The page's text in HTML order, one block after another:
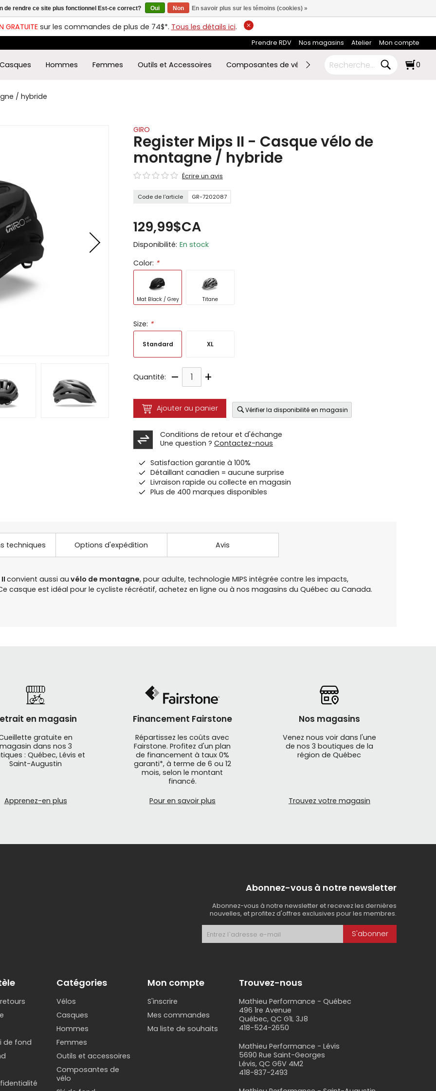
GRATUITEsur les commandes de plus de 74$*. Tous les détails ici.
Prendre RDV Nos magasins Atelier Mon compte
Casques Hommes Femmes Outils et Accessoires Composantes de vélo Ski de fond RABAIS FIN DE
0
/ hybride
GIRO
Register Mips II - Casque vélo de
montagne / hybride
Écrire un avis
Code de l'article GR-7202087
129,99$CA
Disponibilité: En stock
Color: *
Mat Black / Grey Titane
Size: *
Standard XL
Quantité: – +
Ajouter au panier Vérifier la disponibilité en magasin
Conditions de retour et d'échange
Une question ? Contactez-nous
Satisfaction garantie à 100%
Détaillant canadien = aucune surprise
Livraison rapide ou collecte en magasin
Plus de 400 marques disponibles
techniques Options d'expédition Avis
convient aussi au vélo de montagne, pour adulte, technologie MIPS intégrée contre les impacts,
casque est idéal pour le cycliste récréatif, achetez en ligne ou à nos magasins du Québec au Canada.
en magasin
gratuite en
magasin dans nos 3
: Québec, Lévis et
Saint-Augustin
Apprenez-en plus
Financement Fairstone
Répartissez les coûts avec
Fairstone. Profitez d'un plan
de financement à taux 0%
garanti*, à terme de 6 ou 12
mois, selon le montant
financé.
Pour en savoir plus
Nos magasins
Venez nous voir dans l'une
de nos 3 boutiques de la
région de Québec
Trouvez votre magasin
Abonnez-vous à notre newsletter
Abonnez-vous à notre newsletter et recevez les dernières
nouvelles, et profitez d'offres exclusives pour les membres.
S'abonner
de fond
Catégories
Vélos
Casques
Hommes
Femmes
Outils et accessoires
Composantes de
vélo
Mon compte
S'inscrire
Mes commandes
Ma liste de souhaits
Trouvez-nous
Mathieu Performance - Québec
496 1re Avenue
Québec, QC G1L 3J8
418-524-2650
Mathieu Performance - Lévis
5690 Rue Saint-Georges
Lévis, QC G6V 4M2
418-837-2493
de rendre ce site plus fonctionnel Est-ce correct? Oui Non En savoir plus sur les témoins (cookies) »